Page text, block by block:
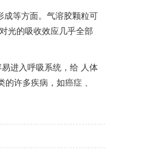
等方面。气溶胶颗粒可
光的吸收效应几乎全部
进入呼吸系统，给 人体
许多疾病，如癌症 、